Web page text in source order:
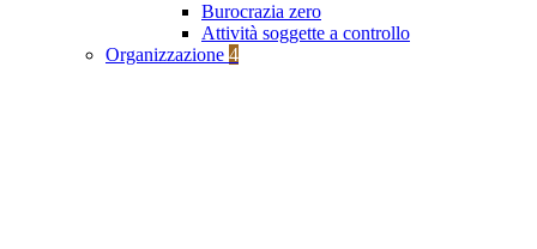
Burocrazia zero
Attività soggette a controllo
Organizzazione 4